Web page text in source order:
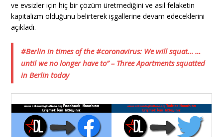
ve evsizler için hiç bir çözüm üretmediğini ve asıl felaketin
kapitalizm olduğunu belirterek işgallerine devam edeceklerini
açıkladı.
#Berlin in times of the #coronavirus: We will squat… …
until we no longer have to” – Three Apartments squatted
in Berlin today